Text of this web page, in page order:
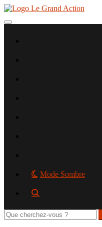
Aller
contenu
Toggle navigation
Mode Sombre
Rechercher
sur